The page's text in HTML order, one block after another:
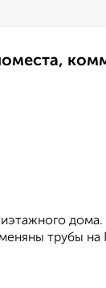
трубы на